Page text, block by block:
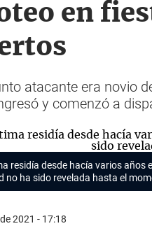
en
atacante era novio
y comenzó a
residía desde hacía varios años
no ha sido revelada hasta el
2021 - 17:18